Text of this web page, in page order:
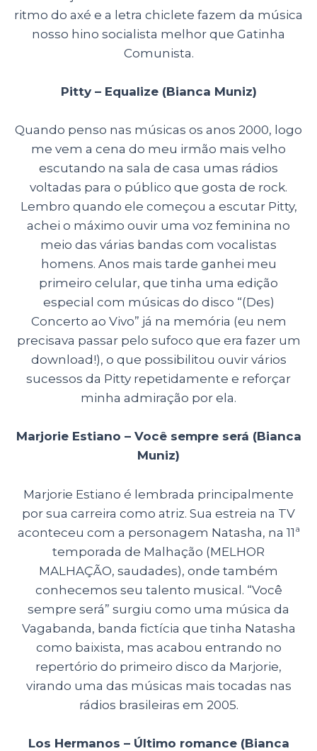
ritmo do axé e a letra chiclete fazem da música
nosso hino socialista melhor que Gatinha
Comunista.
Pitty – Equalize (Bianca Muniz)
Quando penso nas músicas os anos 2000, logo
me vem a cena do meu irmão mais velho
escutando na sala de casa umas rádios
voltadas para o público que gosta de rock.
Lembro quando ele começou a escutar Pitty,
achei o máximo ouvir uma voz feminina no
meio das várias bandas com vocalistas
homens. Anos mais tarde ganhei meu
primeiro celular, que tinha uma edição
especial com músicas do disco “(Des)
Concerto ao Vivo” já na memória (eu nem
precisava passar pelo sufoco que era fazer um
download!), o que possibilitou ouvir vários
sucessos da Pitty repetidamente e reforçar
minha admiração por ela.
Marjorie Estiano – Você sempre será (Bianca
Muniz)
Marjorie Estiano é lembrada principalmente
por sua carreira como atriz. Sua estreia na TV
aconteceu com a personagem Natasha, na 11ª
temporada de Malhação (MELHOR
MALHAÇÃO, saudades), onde também
conhecemos seu talento musical. “Você
sempre será” surgiu como uma música da
Vagabanda, banda fictícia que tinha Natasha
como baixista, mas acabou entrando no
repertório do primeiro disco da Marjorie,
virando uma das músicas mais tocadas nas
rádios brasileiras em 2005.
Los Hermanos – Último romance (Bianca